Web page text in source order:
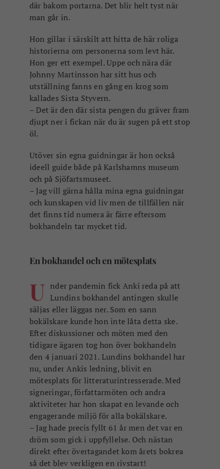
där bakom portarna. Det blir helt tyst när
man går in.
Hon gillar i särskilt att hitta de här roliga
historierna om personerna som levt här.
Hon ger ett exempel. Uppe och nära där
Johnny Martinsson har sitt hus och
utställning fanns en gång en krog som
kallades Sista Styvern.
– Det är den där sista pengen du gräver fram
djupt ner i fickan när du är sugen på ett stop
öl.
Utöver sin egna guidningar är hon också
ideell guide både på Karlshamns museum
och på Sjöfartsmuseet.
– Jag vill gärna hålla mina egna guidningar
och kunskapen vid liv men de tillfällen när
det finns tid numera är färre eftersom
bokhandeln tar mycket tid.
En bokhandel och en mötesplats
U nder pandemin fick Anki reda på att
Lundins bokhandel antingen skulle
säljas eller läggas ner. Som en sann
bokälskare kunde hon inte låta detta ske.
Efter diskussioner och möten med den
tidigare ägaren tog hon över bokhandeln
den 4 januari 2021. Lundins bokhandel har
nu, under Ankis ledning, blivit en
mötesplats för litteraturintresserade. Med
signeringar, författarmöten och andra
aktiviteter har hon skapat en levande och
engagerande miljö för alla bokälskare.
– Jag hade precis fyllt 61 år men det var en
dröm som gick i uppfyllelse. Och nästan
direkt efter övertagandet kom årets bokrea
så det blev verkligen en rivstart!